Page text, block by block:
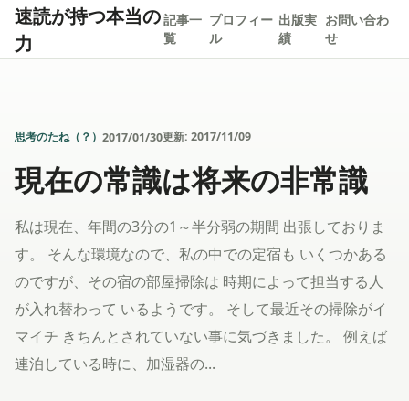
速読が持つ本当の
力
記事一
覧
プロフィー
ル
出版実
績
お問い合わ
せ
思考のたね（？） 2017/01/30更新: 2017/11/09
現在の常識は将来の非常識
私は現在、年間の3分の1～半分弱の期間 出張しておりま
す。 そんな環境なので、私の中での定宿も いくつかある
のですが、その宿の部屋掃除は 時期によって担当する人
が入れ替わって いるようです。 そして最近その掃除がイ
マイチ きちんとされていない事に気づきました。 例えば
連泊している時に、加湿器の...